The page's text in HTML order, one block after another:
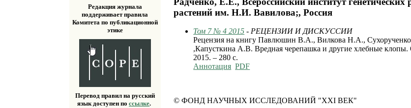
Редакция журнала
поддерживает правила
Комитета по публикационной
этике
Перевод правил на русский
язык доступен поссылке.
растений им. Н.И. Вавилова;, Россия
Том 7 № 4 2015 - РЕЦЕНЗИИ И ДИСКУССИИ
Рецензия на книгу Павлюшин В.А., Вилкова Н.А.,
,Капусткина А.В. Вредная черепашка и другие хлебные
2015. – 280 с.
Аннотация PDF
© ФОНД НАУЧНЫХ ИССЛЕДОВАНИЙ "XXI ВЕК"